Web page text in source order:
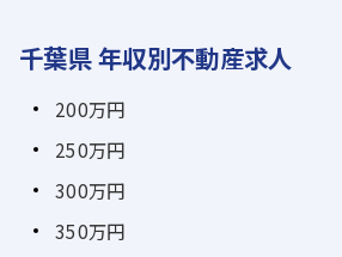
千葉県 年収別不動産求人
200万円
250万円
300万円
350万円